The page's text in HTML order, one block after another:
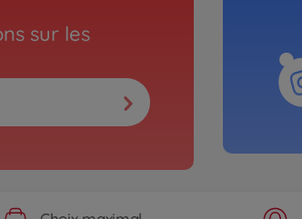
sur les